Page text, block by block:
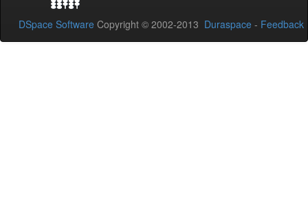
DSpace Software Copyright © 2002-2013 Duraspace - Feedback